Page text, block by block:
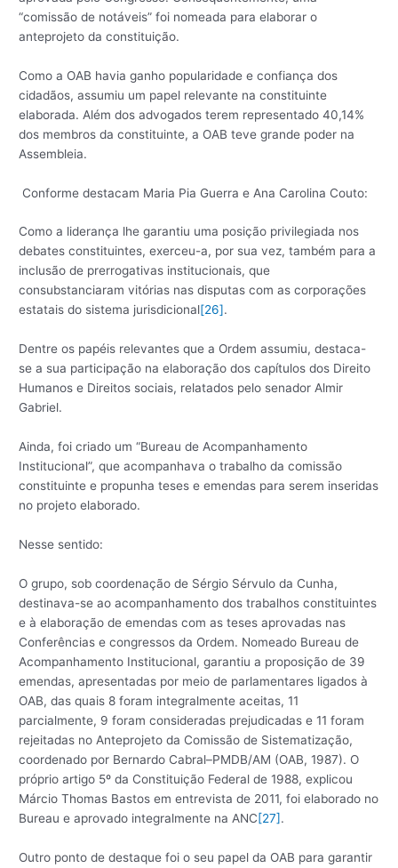
“comissão de notáveis” foi nomeada para elaborar o
anteprojeto da constituição.
Como a OAB havia ganho popularidade e confiança dos
cidadãos, assumiu um papel relevante na constituinte
elaborada. Além dos advogados terem representado 40,14%
dos membros da constituinte, a OAB teve grande poder na
Assembleia.
Conforme destacam Maria Pia Guerra e Ana Carolina Couto:
Como a liderança lhe garantiu uma posição privilegiada nos
debates constituintes, exerceu-a, por sua vez, também para a
inclusão de prerrogativas institucionais, que
consubstanciaram vitórias nas disputas com as corporações
estatais do sistema jurisdicional[26].
Dentre os papéis relevantes que a Ordem assumiu, destaca-
se a sua participação na elaboração dos capítulos dos Direito
Humanos e Direitos sociais, relatados pelo senador Almir
Gabriel.
Ainda, foi criado um “Bureau de Acompanhamento
Institucional”, que acompanhava o trabalho da comissão
constituinte e propunha teses e emendas para serem inseridas
no projeto elaborado.
Nesse sentido:
O grupo, sob coordenação de Sérgio Sérvulo da Cunha,
destinava-se ao acompanhamento dos trabalhos constituintes
e à elaboração de emendas com as teses aprovadas nas
Conferências e congressos da Ordem. Nomeado Bureau de
Acompanhamento Institucional, garantiu a proposição de 39
emendas, apresentadas por meio de parlamentares ligados à
OAB, das quais 8 foram integralmente aceitas, 11
parcialmente, 9 foram consideradas prejudicadas e 11 foram
rejeitadas no Anteprojeto da Comissão de Sistematização,
coordenado por Bernardo Cabral–PMDB/AM (OAB, 1987). O
próprio artigo 5º da Constituição Federal de 1988, explicou
Márcio Thomas Bastos em entrevista de 2011, foi elaborado no
Bureau e aprovado integralmente na ANC[27].
Outro ponto de destaque foi o seu papel da OAB para garantir